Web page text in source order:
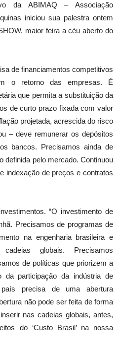
da ABIMAQ – Associação
iniciou sua palestra ontem
maior feira a céu aberto do
de financiamentos competitivos
o retorno das empresas. É
que permita a substituição da
de curto prazo fixada com valor
projetada, acrescida do risco
– deve remunerar os depósitos
bancos. Precisamos ainda de
definida pelo mercado. Continuou
indexação de preços e contratos
“O investimento de
Precisamos de programas de
na engenharia brasileira e
globais. Precisamos
de políticas que priorizem a
da participação da indústria de
precisa de uma abertura
não pode ser feita de forma
nas cadeias globais, antes,
do ‘Custo Brasil’ na nossa